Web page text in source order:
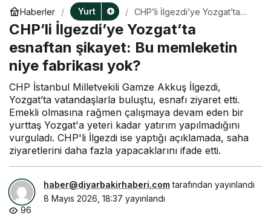
Haberler Yurt
CHP’li İlgezdi’ye Yozgat’ta
esnaftan şikayet: Bu
memleketin niye fabrikası
yok?
CHP’li İlgezdi’ye Yozgat’ta
esnaftan şikayet: Bu memleketin
niye fabrikası yok?
CHP İstanbul Milletvekili Gamze Akkuş İlgezdi,
Yozgat’ta vatandaşlarla buluştu, esnafı ziyaret etti.
Emekli olmasına rağmen çalışmaya devam eden bir
yurttaş Yozgat'a yeteri kadar yatırım yapılmadığını
vurguladı. CHP'li İlgezdi ise yaptığı açıklamada, saha
ziyaretlerini daha fazla yapacaklarını ifade etti.
haber@diyarbakirhaberi.comtarafından yayınlandı
8 Mayıs 2026, 18:37 yayınlandı
96